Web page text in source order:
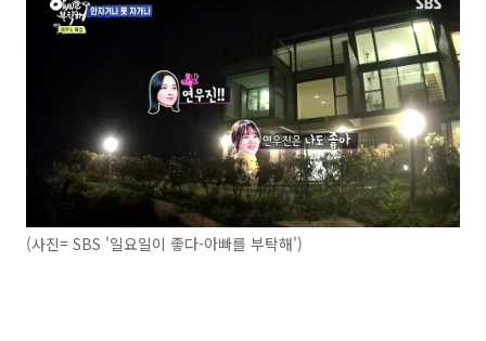
(사진= SBS '일요일이 좋다-아빠를 부탁해')